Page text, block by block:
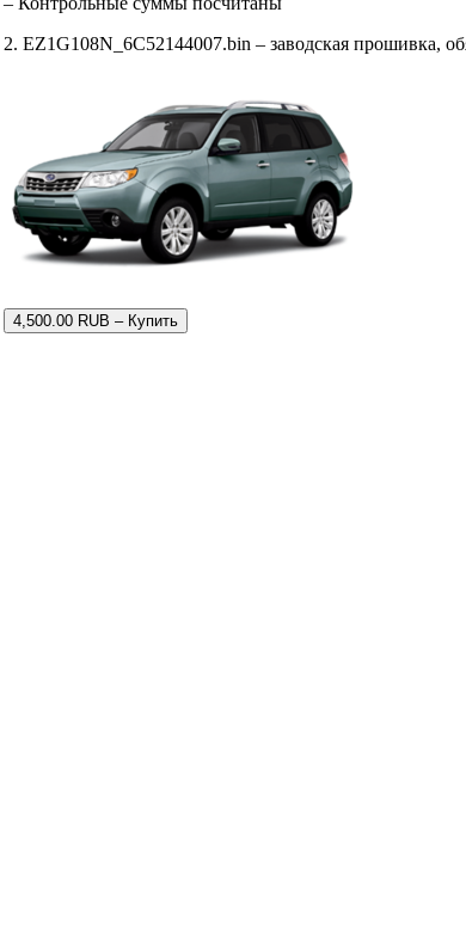
2. EZ1G108N_6C52144007.bin – заводская прошивка,
4,500.00 RUB – Купить